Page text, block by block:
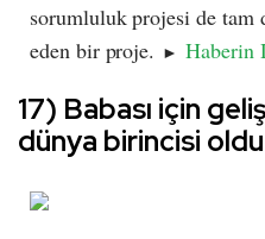
sorumluluk projesi de tam
eden bir proje. ► Haberin
17) Babası için
dünya birincisi oldu